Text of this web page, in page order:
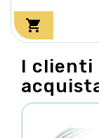

I clienti